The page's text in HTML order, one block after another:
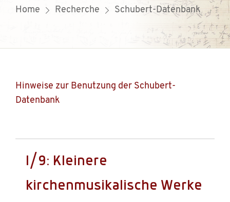
Home Recherche Schubert-Datenbank
Hinweise zur Benutzung der Schubert-
Datenbank
I/9: Kleinere
kirchenmusikalische Werke